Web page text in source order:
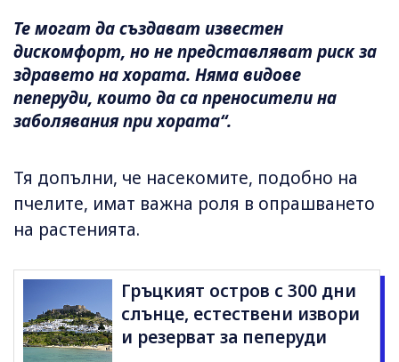
Те могат да създават известен
дискомфорт, но не представляват риск за
здравето на хората. Няма видове
пеперуди, които да са преносители на
заболявания при хората“.
Тя допълни, че насекомите, подобно на
пчелите, имат важна роля в опрашването
на растенията.
Гръцкият остров с 300 дни
слънце, естествени извори
и резерват за пеперуди